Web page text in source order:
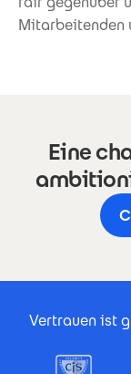
Mitarbeitenden
Eine
Vertrauen ist